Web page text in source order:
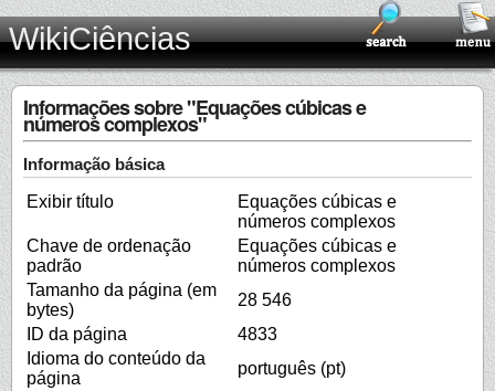
WikiCiências
Informações sobre "Equações cúbicas e
números complexos"
Informação básica
Exibir título
Equações cúbicas e
números complexos
Chave de ordenação
padrão
Equações cúbicas e
números complexos
Tamanho da página (em
bytes)
28 546
ID da página
4833
Idioma do conteúdo da
página
português (pt)